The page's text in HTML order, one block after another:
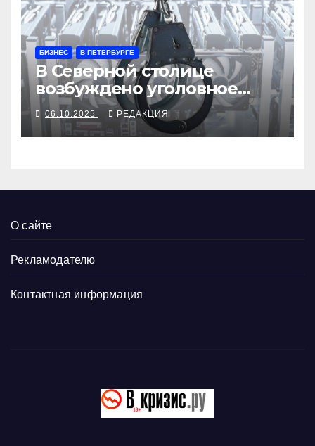
БИЗНЕС В ПЕТЕРБУРГЕ
В Северной столице
возбуждено уголовное
дело по редкому составу
06.10.2025 РЕДАКЦИЯ
О сайте
Рекламодателю
Контактная информация